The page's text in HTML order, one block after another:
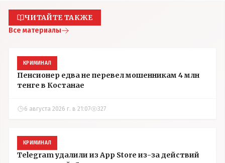
ЧИТАЙТЕ ТАКЖЕ
Все материалы
КРИМИНАЛ
Пенсионер едва не перевел мошенникам 4 млн
тенге в Костанае
6 августа 2026 г. в 21:07 327
КРИМИНАЛ
Telegram удалили из App Store из-за действий